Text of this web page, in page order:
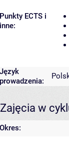
Punkty ECTS i
inne:
Język
prowadzenia:
Zajęcia w
Okres: